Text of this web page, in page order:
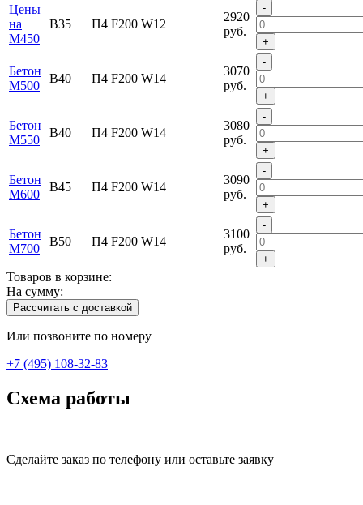
Цены
на
М450
В35 П4 F200 W12
2920
руб.
-
+
Бетон
М500
В40 П4 F200 W14
3070
руб.
-
+
Бетон
М550
В40 П4 F200 W14
3080
руб.
-
+
Бетон
М600
В45 П4 F200 W14
3090
руб.
-
+
Бетон
М700
В50 П4 F200 W14
3100
руб.
-
+
Товаров в корзине:
На сумму:
Рассчитать с доставкой
Или позвоните по номеру
+7 (495) 108-32-83
Схема работы
Сделайте заказ по телефону или оставьте заявку